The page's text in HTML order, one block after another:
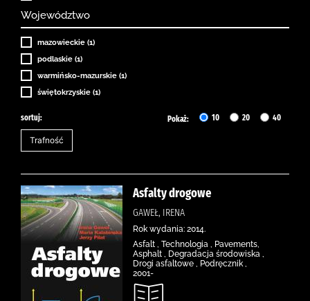
Województwo
mazowieckie (1)
podlaskie (1)
warmińsko-mazurskie (1)
świętokrzyskie (1)
sortuj: Pokaż: 10 20 40
Asfalty drogowe
GAWEŁ, IRENA
Rok wydania: 2014.
Asfalt , Technologia , Pavements,
Asphalt , Degradacja środowiska ,
Drogi asfaltowe , Podręcznik ,
2001-